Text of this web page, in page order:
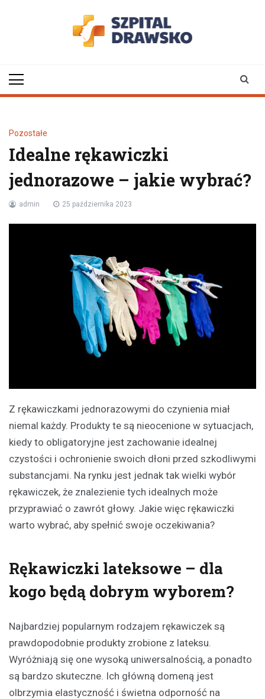
drawsko.pl
Pozostałe
Idealne rękawiczki
jednorazowe – jakie wybrać?
admin 25 października 2023
Z rękawiczkami jednorazowymi do czynienia miał
niemal każdy. Produkty te są nieocenione w sytuacjach,
kiedy to obligatoryjne jest zachowanie idealnej
czystości i ochronienie swoich dłoni przed szkodliwymi
substancjami. Na rynku jest jednak tak wielki wybór
rękawiczek, że znalezienie tych idealnych może
przyprawiać o zawrót głowy. Jakie więc rękawiczki
warto wybrać, aby spełnić swoje oczekiwania?
Rękawiczki lateksowe – dla
kogo będą dobrym wyborem?
Najbardziej popularnym rodzajem rękawiczek są
prawdopodobnie produkty zrobione z lateksu.
Wyróżniają się one wysoką uniwersalnością, a ponadto
są bardzo skuteczne. Ich główną domeną jest
olbrzymia elastyczność i świetna odporność na